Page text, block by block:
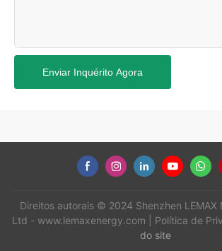
Enviar Inquérito Agora
Direitos autorais © 2024 Shenzhen LEMAX
Ltd - www.lemaxenergy.com Política de
do site